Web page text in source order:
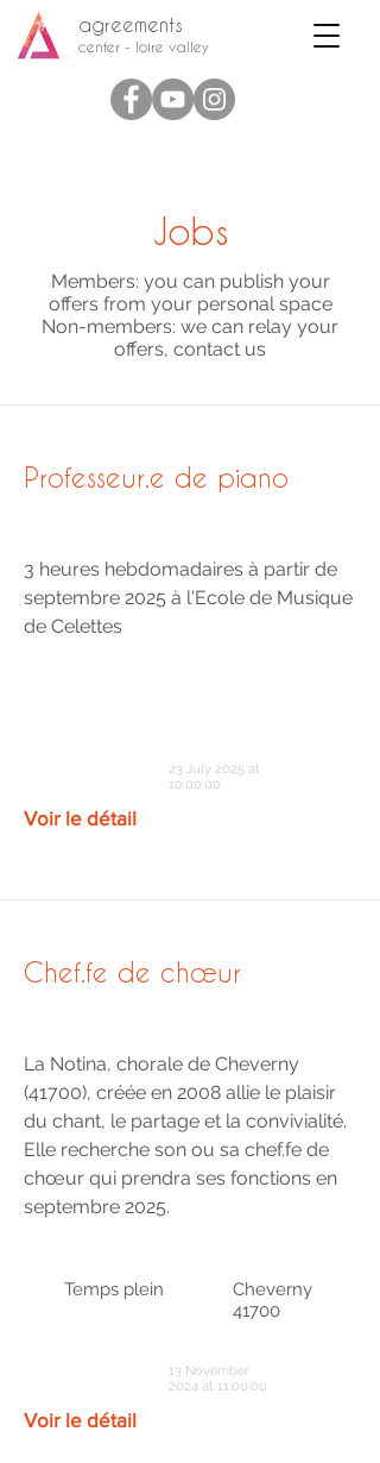
agreements
center - loire valley
Jobs
Members: you can publish your
offers from your personal space
Non-members: we can relay your
offers, contact us
Professeur.e de piano
3 heures hebdomadaires à partir de
septembre 2025 à l'Ecole de Musique
de Celettes
23 July 2025 at
10:00:00
Voir le détail
Chef.fe de chœur
La Notina, chorale de Cheverny
(41700), créée en 2008 allie le plaisir
du chant, le partage et la convivialité.
Elle recherche son ou sa chef.fe de
chœur qui prendra ses fonctions en
septembre 2025.
Temps plein
Cheverny
41700
13 November
2024 at 11:00:00
Voir le détail